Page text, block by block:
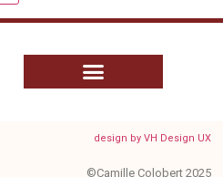
design by VH Design UX
©Camille Colobert 2025